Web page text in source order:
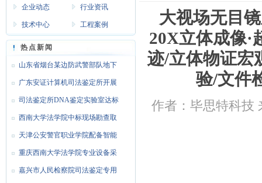
企业动态 行业资讯
技术中心 工程案例
热点新闻
山东省烟台某边防武警部队地下
靶场广东安证计算机司法鉴定所开展
文检司法鉴定所DNA鉴定实验室达标
设备西南大学法学院中标现场勘查取
证设天津公安警官职业学院配备智能
枪支重庆西南大学法学院专业设备采
购 嘉兴市人民检察院司法鉴定专用
大视场无目
20X立体成像·
迹/立体物证宏
验/文件
作者：毕思特科技